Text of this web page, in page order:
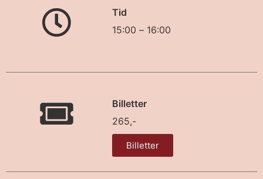
Tid
15:00 – 16:00
Billetter
265,-
Billetter